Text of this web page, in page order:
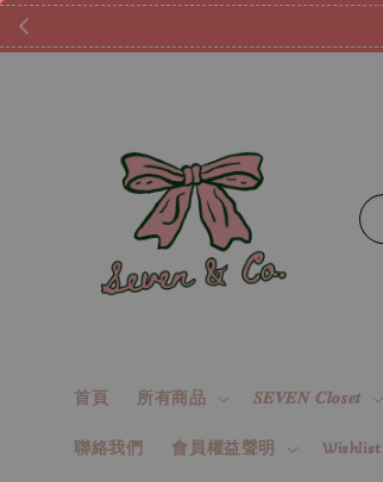
首頁 所有商品 𝑺𝑬𝑽𝑬𝑵 𝑪𝒍𝒐𝒔𝒆𝒕
聯絡我們 會員權益聲明 Wishlist